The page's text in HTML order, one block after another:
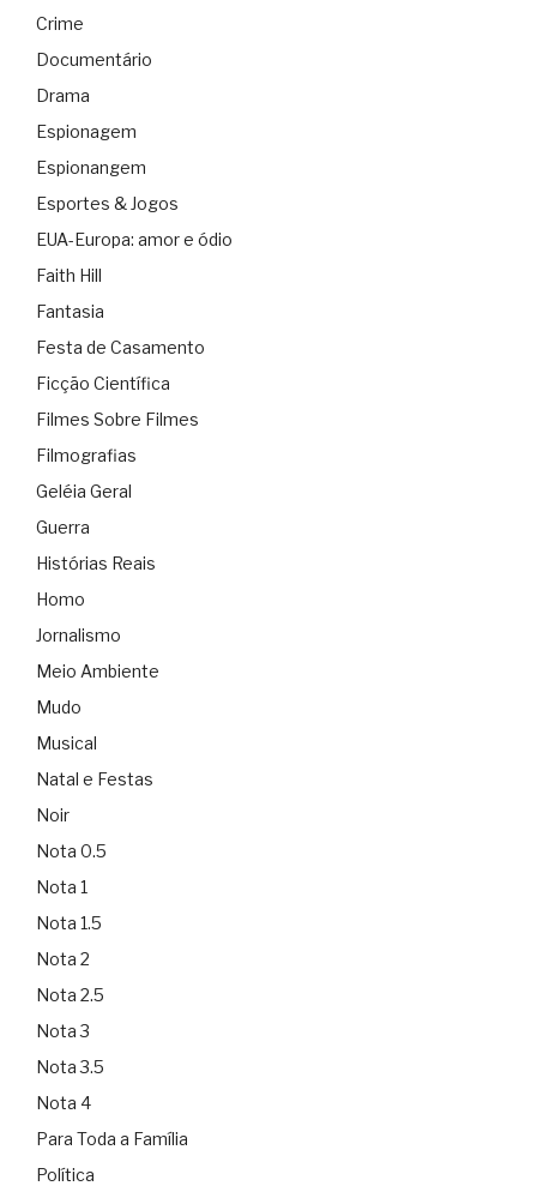
Crime
Documentário
Drama
Espionagem
Espionangem
Esportes & Jogos
EUA-Europa: amor e ódio
Faith Hill
Fantasia
Festa de Casamento
Ficção Científica
Filmes Sobre Filmes
Filmografias
Geléia Geral
Guerra
Histórias Reais
Homo
Jornalismo
Meio Ambiente
Mudo
Musical
Natal e Festas
Noir
Nota 0.5
Nota 1
Nota 1.5
Nota 2
Nota 2.5
Nota 3
Nota 3.5
Nota 4
Para Toda a Família
Política